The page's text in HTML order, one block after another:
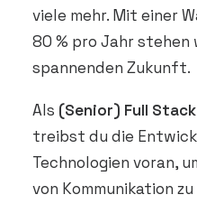
viele mehr. Mit einer
80 % pro Jahr stehen
spannenden Zukunft.
Als (Senior) Full
treibst du die
Technologien voran,
von Kommunikation